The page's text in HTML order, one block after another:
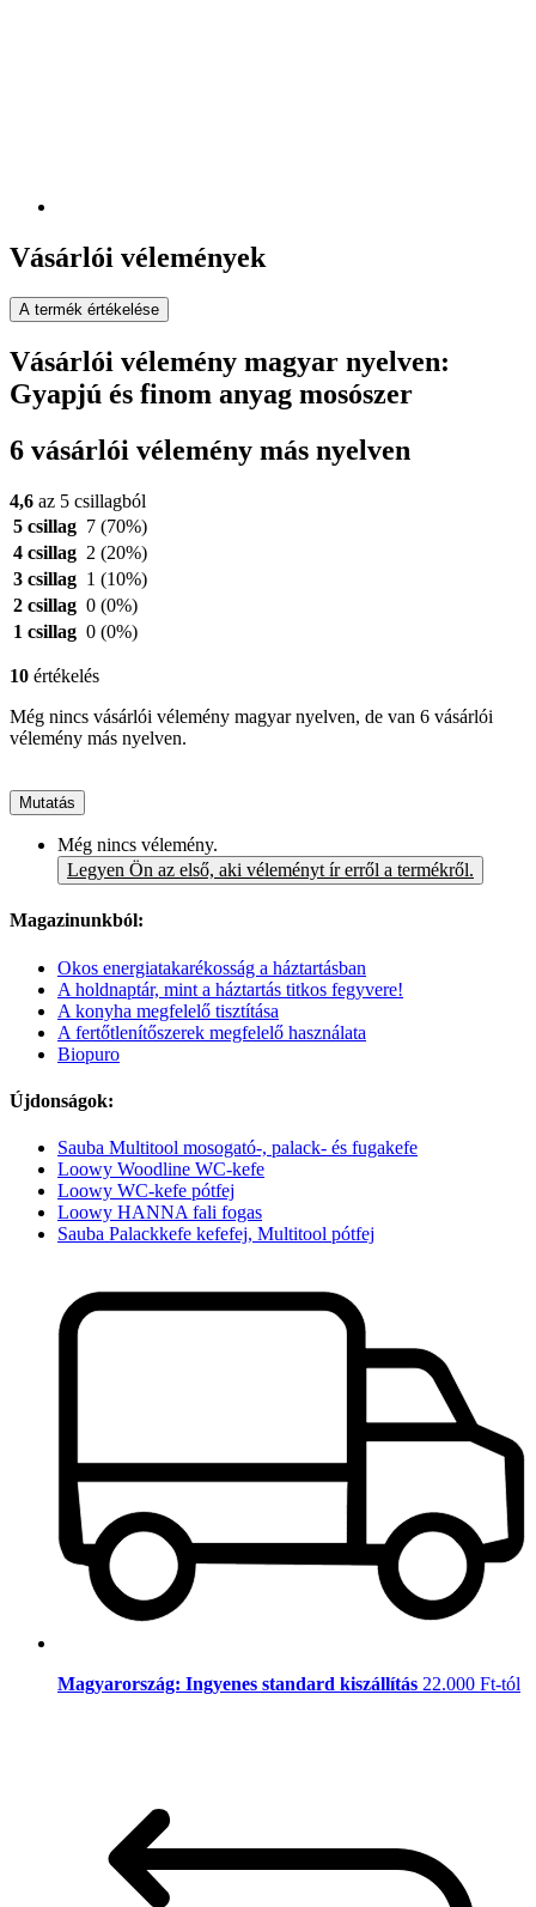
Vásárlói vélemények
A termék értékelése
Vásárlói vélemény magyar nyelven:
Gyapjú és finom anyag mosószer
6 vásárlói vélemény más nyelven
4,6 az 5 csillagból
5 csillag 7 (70%)
4 csillag 2 (20%)
3 csillag 1 (10%)
2 csillag 0 (0%)
1 csillag 0 (0%)
10 értékelés
Még nincs vásárlói vélemény magyar nyelven, de van 6 vásárlói
vélemény más nyelven.
Mutatás
Még nincs vélemény.
Legyen Ön az első, aki véleményt ír erről a termékről.
Magazinunkból:
Okos energiatakarékosság a háztartásban
A holdnaptár, mint a háztartás titkos fegyvere!
A konyha megfelelő tisztítása
A fertőtlenítőszerek megfelelő használata
Biopuro
Újdonságok:
Sauba Multitool mosogató-, palack- és fugakefe
Loowy Woodline WC-kefe
Loowy WC-kefe pótfej
Loowy HANNA fali fogas
Sauba Palackkefe kefefej, Multitool pótfej
Magyarország: Ingyenes standard kiszállítás 22.000 Ft-tól